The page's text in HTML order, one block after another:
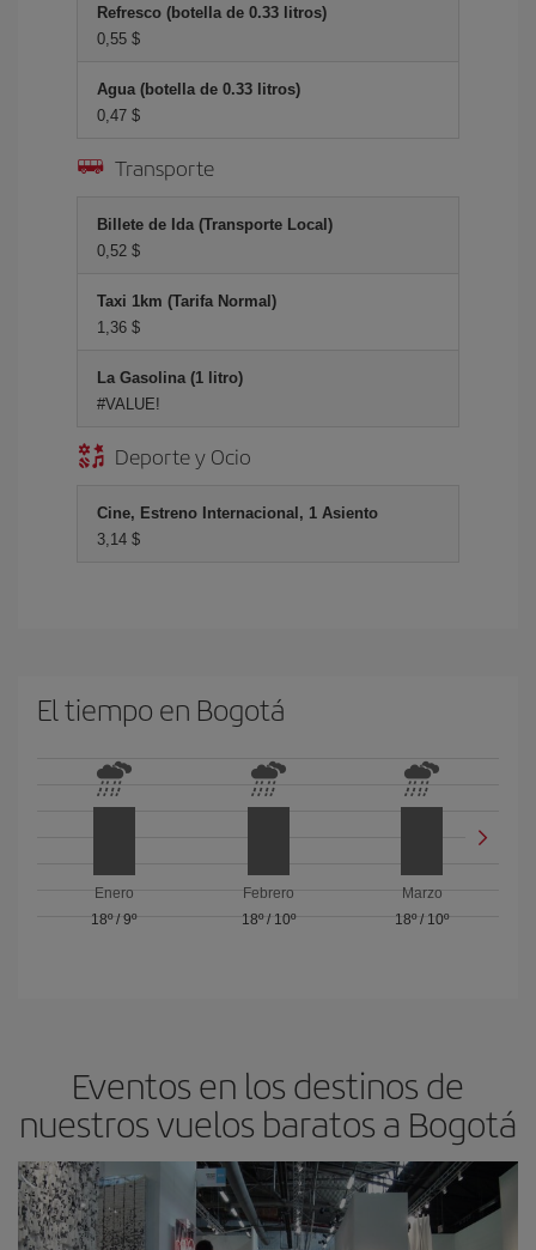
Refresco (botella de 0.33 litros)
0,55 $
Agua (botella de 0.33 litros)
0,47 $
Transporte
Billete de Ida (Transporte Local)
0,52 $
Taxi 1km (Tarifa Normal)
1,36 $
La Gasolina (1 litro)
#VALUE!
Deporte y Ocio
Cine, Estreno Internacional, 1 Asiento
3,14 $
El tiempo en Bogotá
Enero
18º/9º
Febrero
18º/ 10º
Marzo
18º/ 10º
Eventos en los destinos de
nuestros vuelos baratos a Bogotá